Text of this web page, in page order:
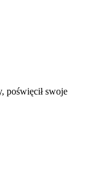
poświęcił swoje